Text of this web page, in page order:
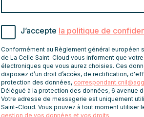
recevoir
les
newsletters
J’accepte la politique de
Conformément au Règlement général européen
de La Celle Saint-Cloud vous informent que
électroniques que vous aurez choisies. Ces
disposez d’un droit d’accès, de rectification,
protection des données,
Délégué à la protection des données, 6 avenue
Votre adresse de messagerie est uniquement
Saint-Cloud. Vous pouvez à tout moment
gestion de vos données et vos droits